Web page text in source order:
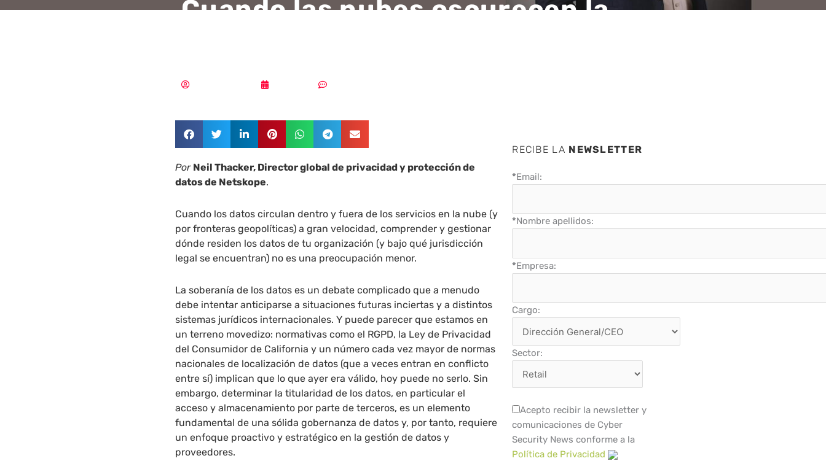
Cuando las nubes oscurecen la
Por Neil Thacker, Director global de privacidad y protección de
datos de Netskope.
Cuando los datos circulan dentro y fuera de los servicios en la nube (y
por fronteras geopolíticas) a gran velocidad, comprender y gestionar
dónde residen los datos de tu organización (y bajo qué jurisdicción
legal se encuentran) no es una preocupación menor.
La soberanía de los datos es un debate complicado que a menudo
debe intentar anticiparse a situaciones futuras inciertas y a distintos
sistemas jurídicos internacionales. Y puede parecer que estamos en
un terreno movedizo: normativas como el RGPD, la Ley de Privacidad
del Consumidor de California y un número cada vez mayor de normas
nacionales de localización de datos (que a veces entran en conflicto
entre sí) implican que lo que ayer era válido, hoy puede no serlo. Sin
embargo, determinar la titularidad de los datos, en particular el
acceso y almacenamiento por parte de terceros, es un elemento
fundamental de una sólida gobernanza de datos y, por tanto, requiere
un enfoque proactivo y estratégico en la gestión de datos y
proveedores.
RECIBE LA NEWSLETTER
*Email:
*Nombre apellidos:
*Empresa:
Cargo:
Sector:
Acepto recibir la newsletter y
comunicaciones de Cyber
Security News conforme a la
Política de Privacidad